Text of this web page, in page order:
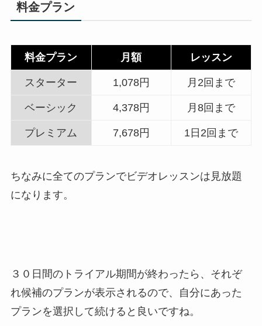
料金プラン
料金プラン 月額 レッスン
スターター 1,078円 月2回まで
ベーシック 4,378円 月8回まで
プレミアム 7,678円 1日2回まで
ちなみに全てのプランでビデオレッスンは見放題
になります。
３０日間のトライアル期間が終わったら、それぞ
れ候補のプランが表示されるので、自分にあった
プランを選択して続けると良いですね。